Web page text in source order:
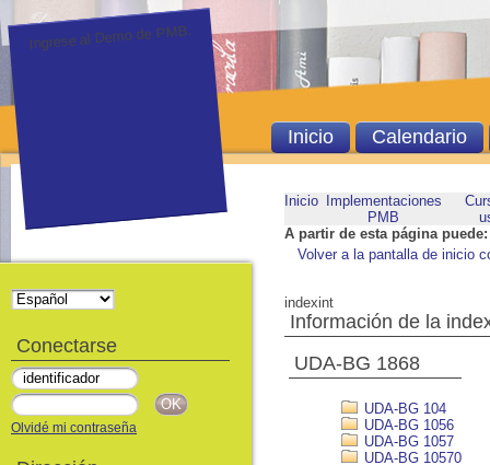
Inicio
Implementaciones
PMB
A partir de esta página puede:
Volver a la pantalla de inicio
indexint
Información de la
UDA-BG 1868
UDA-BG 104
UDA-BG 1056
UDA-BG 1057
UDA-BG 10570
Ingrese al Demo de PMB.
Inicio Calendario
Conectarse
Olvidé mi contraseña